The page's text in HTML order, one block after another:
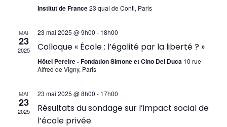
Institut de France23 quai de Conti, Paris
MAI
23
2025
23 mai 2025 @ 9h00 - 18h00
Colloque « École : l’égalité par la liberté ? »
Hôtel Pereire - Fondation Simone et Cino Del Duca 10 rue
Alfred de Vigny, Paris
MAI
23
2025
23 mai 2025 @ 8h00 - 17h00
Résultats du sondage sur l’impact social de
l’école privée